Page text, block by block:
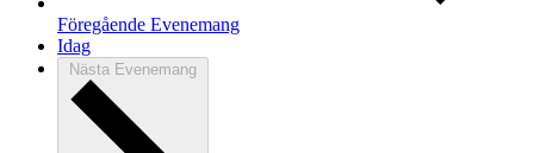
Föregående Evenemang
Idag
Nästa Evenemang